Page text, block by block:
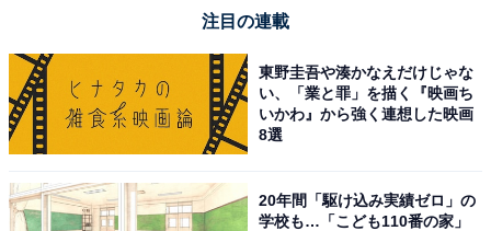
「上司が信頼できない」年収800万円、40代女性が会社
を辞めたいと思った瞬間
・
20代の転職理由「給与・年収をアップさせたい」が最
多！ 希望年収は「401万円」以上
・
「上司と社長がつかみ合いのケンカをはじめて……」年
注目の連載
東野圭吾や湊かなえだけじゃな
い、「業と罪」を描く『映画ち
いかわ』から強く連想した映画
8選
20年間「駆け込み実績ゼロ」の
学校も…「こども110番の家」